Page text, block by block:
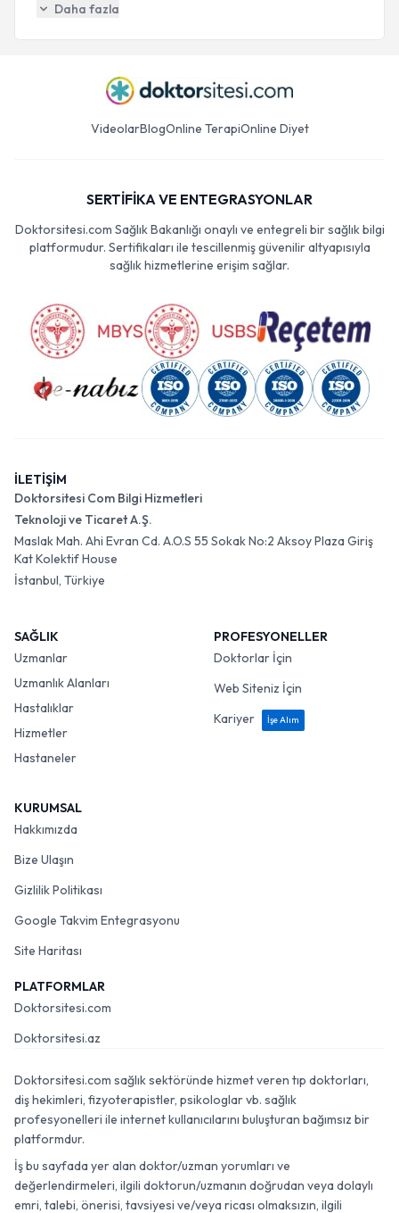
Daha fazla
VideolarBlogOnline TerapiOnline Diyet
SERTİFİKA VE ENTEGRASYONLAR
Doktorsitesi.com Sağlık Bakanlığı onaylı ve entegreli bir sağlık bilgi
platformudur. Sertifikaları ile tescillenmiş güvenilir altyapısıyla
sağlık hizmetlerine erişim sağlar.
İLETİŞİM
Doktorsitesi Com Bilgi Hizmetleri
Teknoloji ve Ticaret A.Ş.
Maslak Mah. Ahi Evran Cd. A.O.S 55 Sokak No:2 Aksoy Plaza Giriş
Kat Kolektif House
İstanbul, Türkiye
SAĞLIK
Uzmanlar
Uzmanlık Alanları
Hastalıklar
Hizmetler
Hastaneler
PROFESYONELLER
Doktorlar İçin
Web Siteniz İçin
Kariyer
İşe Alım
KURUMSAL
Hakkımızda
Bize Ulaşın
Gizlilik Politikası
Google Takvim Entegrasyonu
Site Haritası
PLATFORMLAR
Doktorsitesi.com
Doktorsitesi.az
Doktorsitesi.com sağlık sektöründe hizmet veren tıp doktorları,
diş hekimleri, fizyoterapistler, psikologlar vb. sağlık
profesyonelleri ile internet kullanıcılarını buluşturan bağımsız bir
platformdur.
İş bu sayfada yer alan doktor/uzman yorumları ve
değerlendirmeleri, ilgili doktorun/uzmanın doğrudan veya dolaylı
emri, talebi, önerisi, tavsiyesi ve/veya ricası olmaksızın, ilgili